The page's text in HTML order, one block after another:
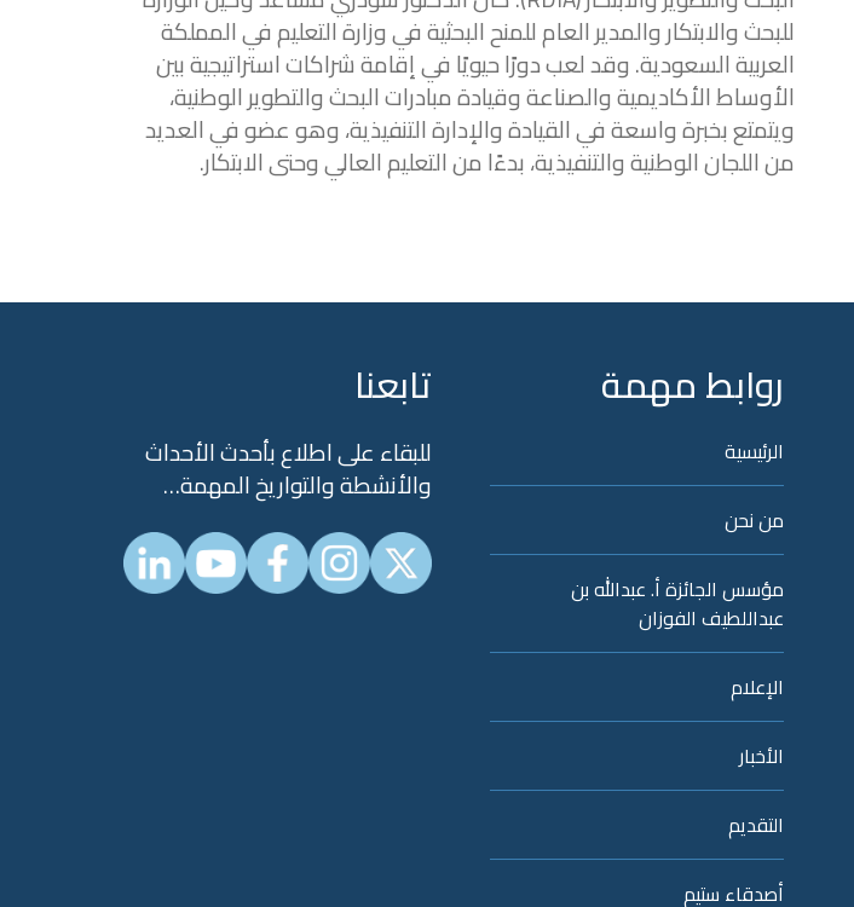
للبحث والابتكار والمدير العام للمنح البحثية في وزارة التعليم في المملكة
العربية السعودية. وقد لعب دورًا حيويًا في إقامة شراكات استراتيجية بين
الأوساط الأكاديمية والصناعة وقيادة مبادرات البحث والتطوير الوطنية،
ويتمتع بخبرة واسعة في القيادة والإدارة التنفيذية، وهو عضو في العديد
من اللجان الوطنية والتنفيذية، بدءًا من التعليم العالي وحتى الابتكار.
روابط مهمة
الرئيسية
من نحن
مؤسس الجائزة أ. عبدالله بن
عبداللطيف الفوزان
الإعلام
الأخبار
التقديم
أصدقاء ستيم
تابعنا
للبقاء على اطلاع بأحدث الأحداث
والأنشطة والتواريخ المهمة…